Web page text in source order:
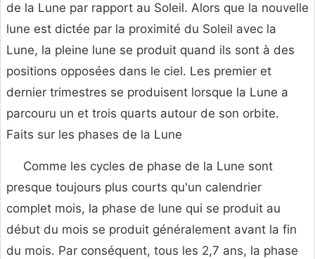
de la Lune par rapport au Soleil. Alors que la nouvelle
lune est dictée par la proximité du Soleil avec la
Lune, la pleine lune se produit quand ils sont à des
positions opposées dans le ciel. Les premier et
dernier trimestres se produisent lorsque la Lune a
parcouru un et trois quarts autour de son orbite.
Faits sur les phases de la Lune
Comme les cycles de phase de la Lune sont
presque toujours plus courts qu'un calendrier
complet mois, la phase de lune qui se produit au
début du mois se produit généralement avant la fin
du mois. Par conséquent, tous les 2,7 ans, la phase